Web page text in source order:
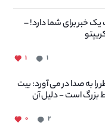
یک خبر برای شما دارد! –
۱ ۱
به صدا در می آورد: بیت
است - دلیل آن
۲ ۰